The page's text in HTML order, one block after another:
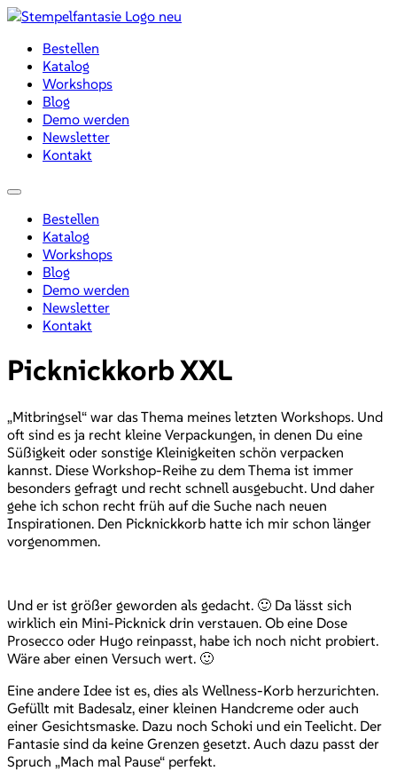
Zum
wechselnBestellen
Katalog
Workshops
Blog
Demo werden
Newsletter
Kontakt
Menü
Bestellen
Katalog
Workshops
Blog
Demo werden
Newsletter
Kontakt
Picknickkorb XXL
„Mitbringsel“ war das Thema meines letzten Workshops. Und
oft sind es ja recht kleine Verpackungen, in denen Du eine
Süßigkeit oder sonstige Kleinigkeiten schön verpacken
kannst. Diese Workshop-Reihe zu dem Thema ist immer
besonders gefragt und recht schnell ausgebucht. Und daher
gehe ich schon recht früh auf die Suche nach neuen
Inspirationen. Den Picknickkorb hatte ich mir schon länger
vorgenommen.
Und er ist größer geworden als gedacht. 🙂 Da lässt sich
wirklich ein Mini-Picknick drin verstauen. Ob eine Dose
Prosecco oder Hugo reinpasst, habe ich noch nicht probiert.
Wäre aber einen Versuch wert. 🙂
Eine andere Idee ist es, dies als Wellness-Korb herzurichten.
Gefüllt mit Badesalz, einer kleinen Handcreme oder auch
einer Gesichtsmaske. Dazu noch Schoki und ein Teelicht. Der
Fantasie sind da keine Grenzen gesetzt. Auch dazu passt der
Spruch „Mach mal Pause“ perfekt.